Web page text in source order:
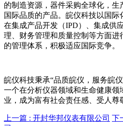
的制造资源，器件采购全球化，
国际品质的产品。皖仪科技以国际
在集成产品开发（IPD）、集成供
理、财务管理和质量控制等方面
的管理体系，积极适应国际竞争。
皖仪科技秉承“品质皖仪，服务皖
一个在分析仪器领域和生命健康领
业，成为富有社会责任感、受人尊
上一篇 : 开封华邦仪表有限公司 下